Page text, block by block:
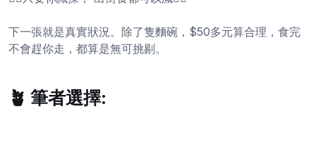
下一張就是真實狀況。除了隻麵碗，$50多元算合理，食完
不會趕你走，都算是無可挑剔。
🪴 筆者選擇: